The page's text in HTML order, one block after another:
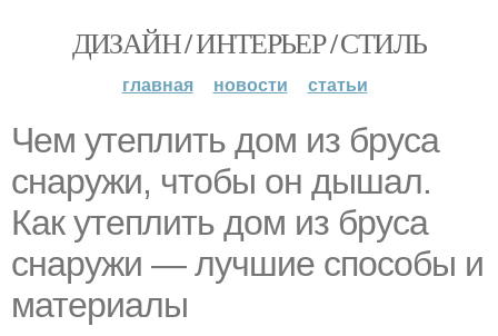
ДИЗАЙН / ИНТЕРЬЕР / СТИЛЬ
главная новости статьи
Чем утеплить дом из бруса
снаружи, чтобы он дышал.
Как утеплить дом из бруса
снаружи — лучшие способы и
материалы